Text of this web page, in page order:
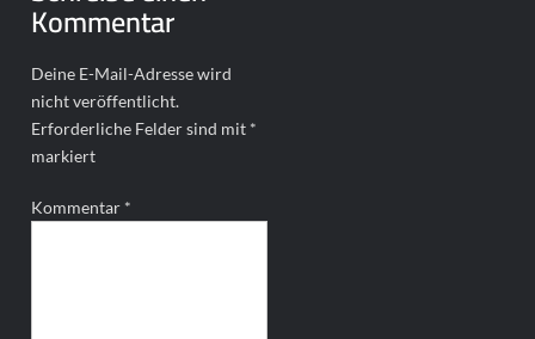
Kommentar
Deine E-Mail-Adresse wird
nicht veröffentlicht.
Erforderliche Felder sind mit *
markiert
Kommentar *